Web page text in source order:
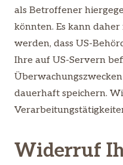
als Betroffener
könnten. Es kann daher
werden, dass US-
Ihre auf US-Servern
dauerhaft speichern.
Widerruf